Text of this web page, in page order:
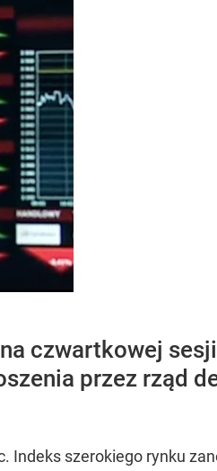
czwartkowej
przez rząd
Indeks szerokiego rynku